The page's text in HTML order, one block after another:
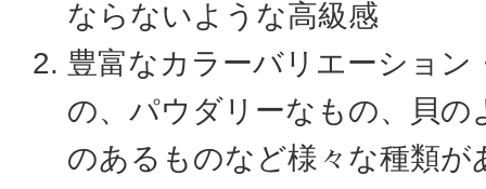
ならないような高級感
豊富なカラーバリエーション
の、パウダリーなもの、貝の
のあるものなど様々な種類が